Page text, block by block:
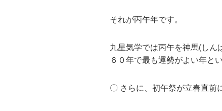
それが丙午年です。
九星気学では丙午を神馬(しん
６０年で最も運勢がよい年と
〇 さらに、初午祭が立春直前